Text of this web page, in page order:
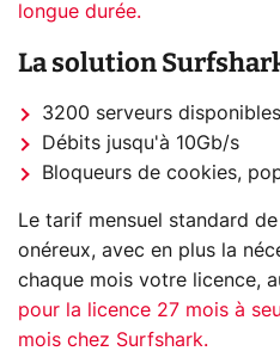
longue durée.
La solution
3200 serveurs
Débits jusqu'à 10Gb/s
Bloqueurs de cookies,
Le tarif mensuel standard
onéreux, avec en plus la
chaque mois votre licence,
pour la licence 27 mois à
mois chez Surfshark.